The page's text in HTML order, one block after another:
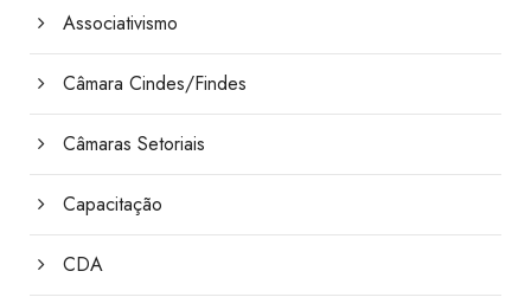
Associativismo
Câmara Cindes/Findes
Câmaras Setoriais
Capacitação
CDA